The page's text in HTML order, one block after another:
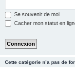
Se souvenir de moi
Cacher mon statut en
Cette catégorie n’a pas de